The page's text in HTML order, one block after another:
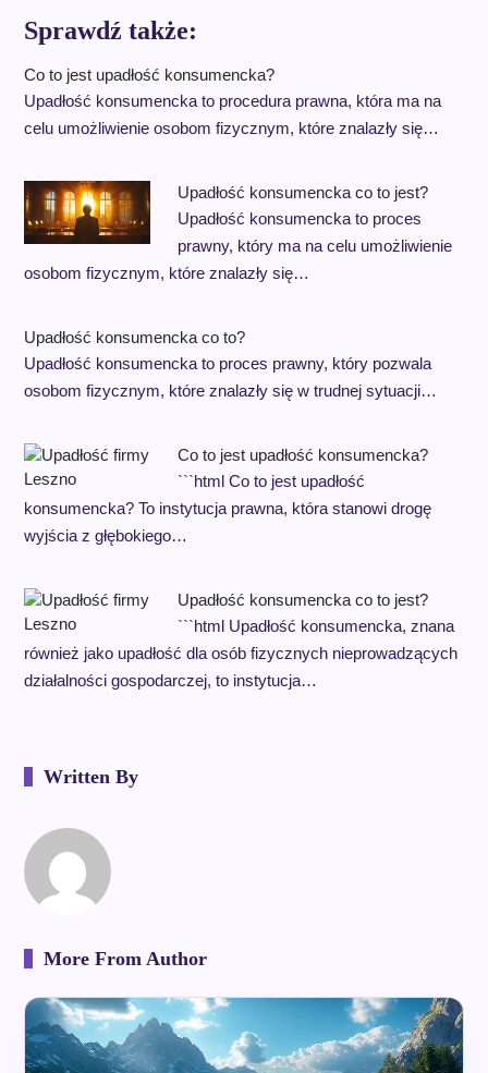
Sprawdź także:
Co to jest upadłość konsumencka?
Upadłość konsumencka to procedura prawna, która ma na
celu umożliwienie osobom fizycznym, które znalazły się…
Upadłość konsumencka co to jest?
Upadłość konsumencka to proces
prawny, który ma na celu umożliwienie
osobom fizycznym, które znalazły się…
Upadłość konsumencka co to?
Upadłość konsumencka to proces prawny, który pozwala
osobom fizycznym, które znalazły się w trudnej sytuacji…
Co to jest upadłość konsumencka?
```html Co to jest upadłość
konsumencka? To instytucja prawna, która stanowi drogę
wyjścia z głębokiego…
Upadłość konsumencka co to jest?
```html Upadłość konsumencka, znana
również jako upadłość dla osób fizycznych nieprowadzących
działalności gospodarczej, to instytucja…
Written By
More From Author